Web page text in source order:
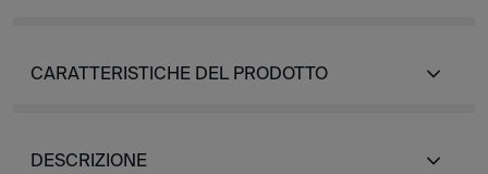
CARATTERISTICHE DEL PRODOTTO
DESCRIZIONE